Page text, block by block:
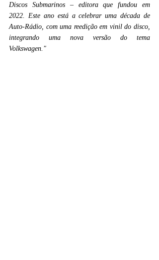
Discos Submarinos – editora que fundou em
2022. Este ano está a celebrar uma década de
Auto-Rádio, com uma reedição em vinil do disco,
integrando uma nova versão do tema
Volkswagen."